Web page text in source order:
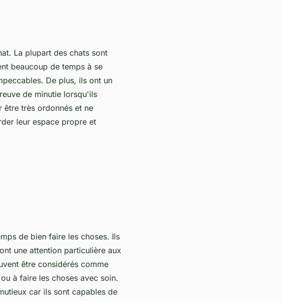
La plupart des chats sont
beaucoup de temps à se
De plus, ils ont un
de minutie lorsqu'ils
être très ordonnés et ne
leur espace propre et
de bien faire les choses. Ils
une attention particulière aux
être considérés comme
à faire les choses avec soin.
car ils sont capables de